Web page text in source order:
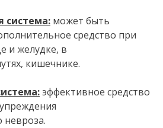
система: может быть
средство при
и желудке, в
кишечнике.
эффективное средство
невроза.